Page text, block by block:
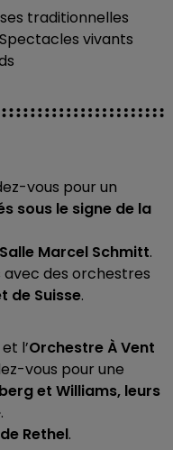
traditionnelles
vivants
vous pour un
sous le signe de la
Salle Marcel Schmitt.
avec des orchestres
de Suisse.
et l’Orchestre À Vent
vous pour une
et Williams, leurs
.
Rethel.